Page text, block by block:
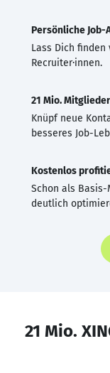
Persönliche Job-
Lass Dich finden
Recruiter·innen.
21 Mio. Mitglieder
Knüpf neue
besseres Job-
Kostenlos
Schon als Basis-
deutlich
21 Mio.